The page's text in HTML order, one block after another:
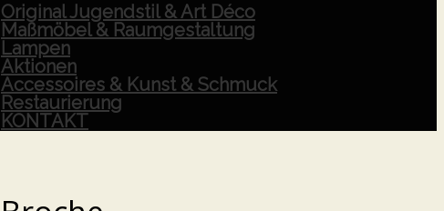
Original Jugendstil & Art Déco
Maßmöbel & Raumgestaltung
Lampen
Aktionen
Accessoires & Kunst & Schmuck
Restaurierung
KONTAKT